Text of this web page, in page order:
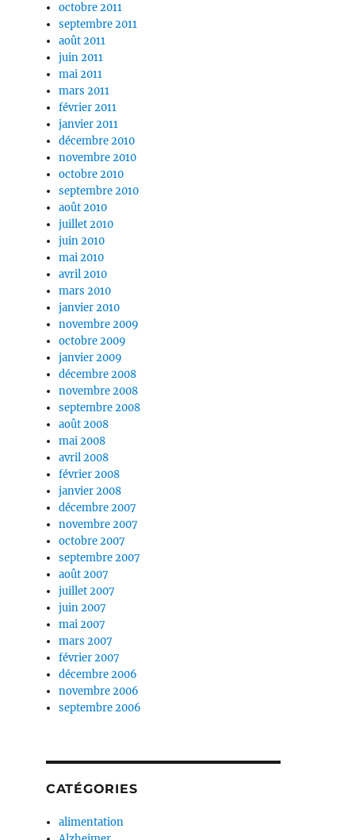
octobre 2011
septembre 2011
août 2011
juin 2011
mai 2011
mars 2011
février 2011
janvier 2011
décembre 2010
novembre 2010
octobre 2010
septembre 2010
août 2010
juillet 2010
juin 2010
mai 2010
avril 2010
mars 2010
janvier 2010
novembre 2009
octobre 2009
janvier 2009
décembre 2008
novembre 2008
septembre 2008
août 2008
mai 2008
avril 2008
février 2008
janvier 2008
décembre 2007
novembre 2007
octobre 2007
septembre 2007
août 2007
juillet 2007
juin 2007
mai 2007
mars 2007
février 2007
décembre 2006
novembre 2006
septembre 2006
CATÉGORIES
alimentation